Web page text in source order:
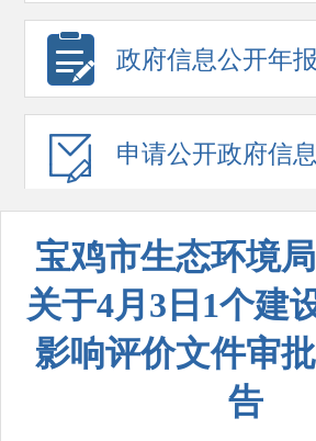
政府信息公开年报
申请公开政府信息
宝鸡市生态环境
关于4月3日1个建
影响评价文件审
告